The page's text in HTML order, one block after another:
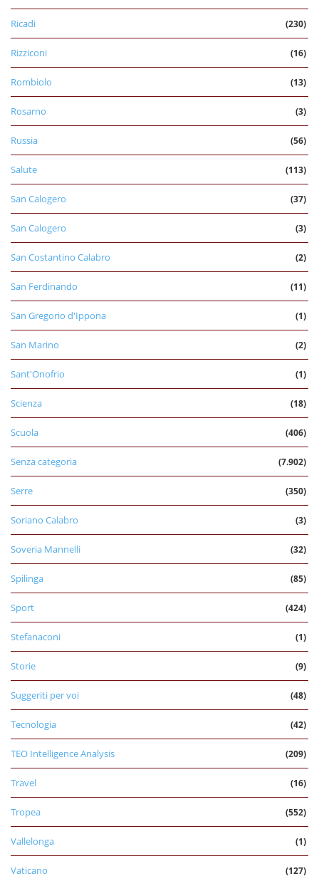
Ricadi (230)
Rizziconi (16)
Rombiolo (13)
Rosarno (3)
Russia (56)
Salute (113)
San Calogero (37)
San Calogero (3)
San Costantino Calabro (2)
San Ferdinando (11)
San Gregorio d'Ippona (1)
San Marino (2)
Sant'Onofrio (1)
Scienza (18)
Scuola (406)
Senza categoria (7.902)
Serre (350)
Soriano Calabro (3)
Soveria Mannelli (32)
Spilinga (85)
Sport (424)
Stefanaconi (1)
Storie (9)
Suggeriti per voi (48)
Tecnologia (42)
TEO Intelligence Analysis (209)
Travel (16)
Tropea (552)
Vallelonga (1)
Vaticano (127)